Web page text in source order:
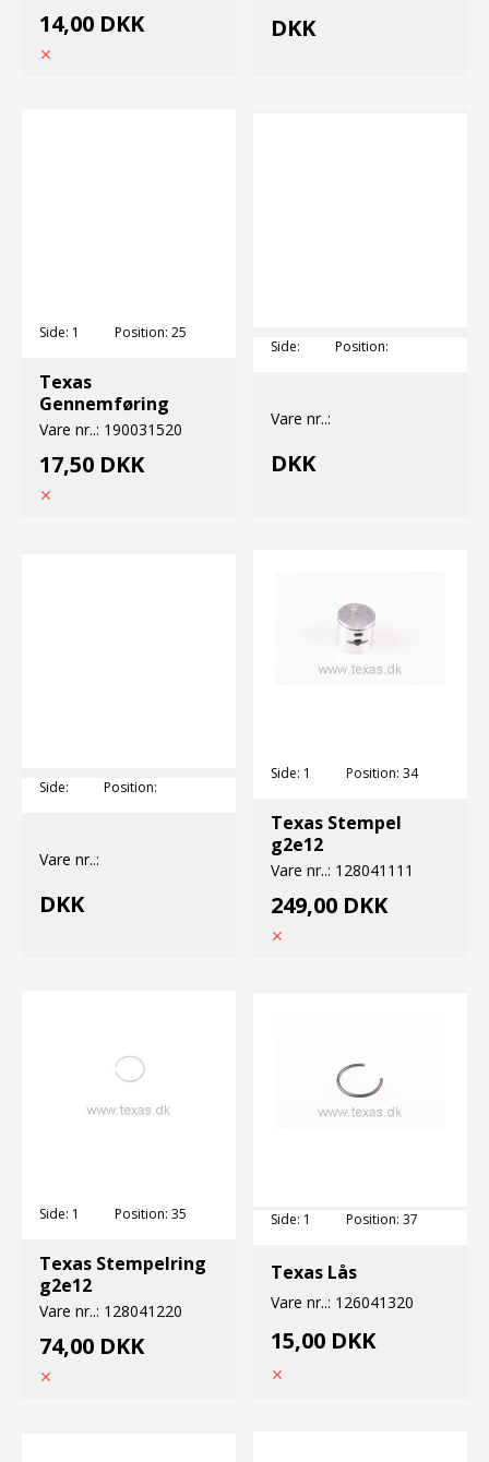
14,00 DKK DKK
Side: 1 Position: 25
Texas
Gennemføring
Vare nr..: 190031520
17,50 DKK
Side: Position:
Vare nr..:
DKK
Side: Position:
Vare nr..:
DKK
Side: 1 Position: 34
Texas Stempel
g2e12
Vare nr..: 128041111
249,00 DKK
Side: 1 Position: 35
Texas Stempelring
g2e12
Vare nr..: 128041220
74,00 DKK
Side: 1 Position: 37
Texas Lås
Vare nr..: 126041320
15,00 DKK